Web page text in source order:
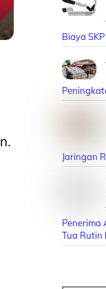
Biaya
Jaringan
Penerima
Tua Rutin